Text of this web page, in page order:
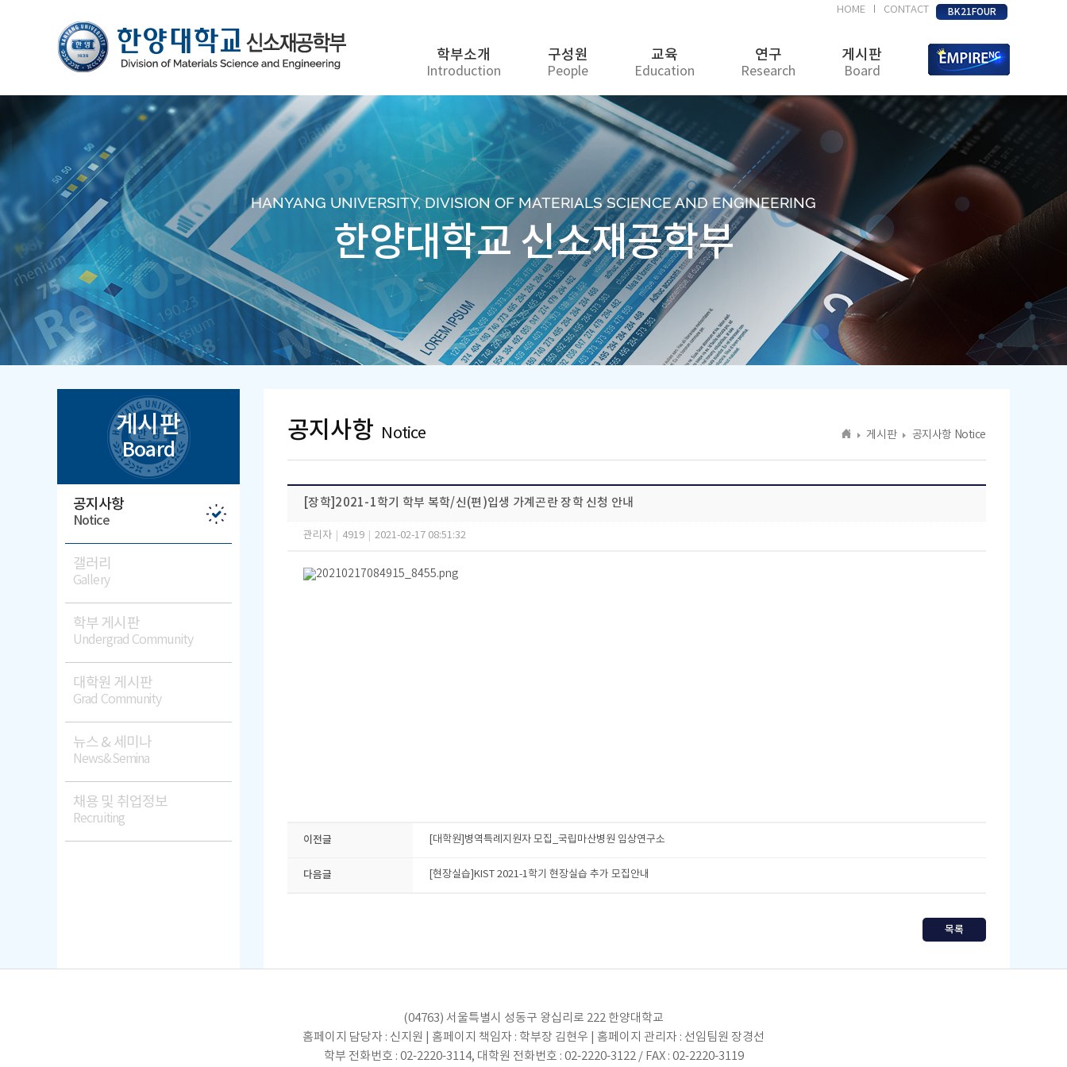
HOME CONTACT BK21FOUR
학부소개
Introduction
구성원
People
교육
Education
연구
Research
게시판
Board
HANYANG UNIVERSITY, DIVISION OF MATERIALS SCIENCE AND ENGINEERING
한양대학교 신소재공학부
게시판
Board
공지사항
Notice
갤러리
Gallery
학부 게시판
Undergrad Community
대학원 게시판
Grad Community
뉴스 & 세미나
News&Semina
채용 및 취업정보
Recruiting
공지사항 Notice 게시판 공지사항 Notice
[장학]2021-1학기 학부 복학/신(편)입생 가계곤란 장학 신청 안내
관리자 4919 2021-02-17 08:51:32
이전글 [대학원]병역특례지원자 모집_국립마산병원 임상연구소
다음글 [현장실습]KIST 2021-1학기 현장실습 추가 모집안내
목록
(04763) 서울특별시 성동구 왕십리로 222 한양대학교
홈페이지 담당자 : 신지원 | 홈페이지 책임자 : 학부장 김현우 | 홈페이지 관리자 : 선임팀원 장경선
학부 전화번호 : 02-2220-3114, 대학원 전화번호 : 02-2220-3122 / FAX : 02-2220-3119